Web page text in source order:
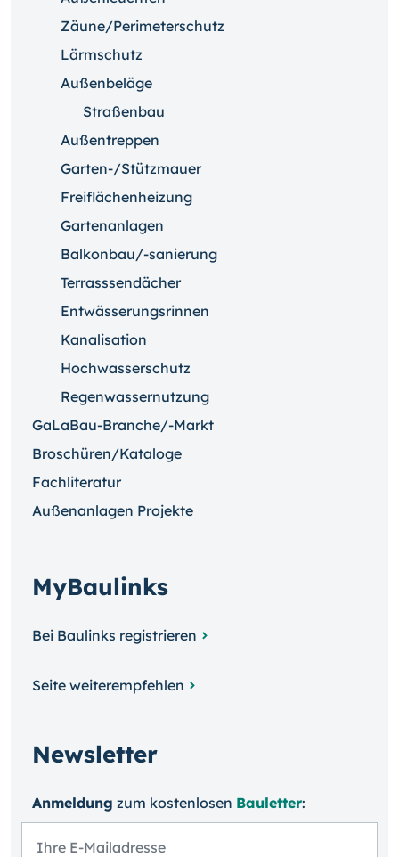
Zäune/Perimeterschutz
Lärmschutz
Außenbeläge
Straßenbau
Außentreppen
Garten-/Stützmauer
Freiflächenheizung
Gartenanlagen
Balkonbau/-sanierung
Terrasssendächer
Entwässerungsrinnen
Kanalisation
Hochwasserschutz
Regenwassernutzung
GaLaBau-Branche/-Markt
Broschüren/Kataloge
Fachliteratur
Außenanlagen Projekte
MyBaulinks
Bei Baulinks registrieren
Seite weiterempfehlen
Newsletter
Anmeldung zum kosten­losen Bauletter: